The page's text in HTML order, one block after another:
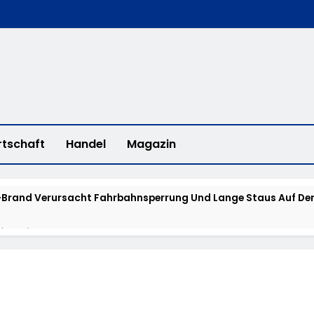
Handel Magazin
Brand Verursacht Fahrbahnsperrung Und Lange Staus Auf
With A Cop“ In Bad Camberg
„Fahrradddieben Keine Chance Geben“ –
Polizei Bittet Um Hinweise Zum Aufenthalt Von